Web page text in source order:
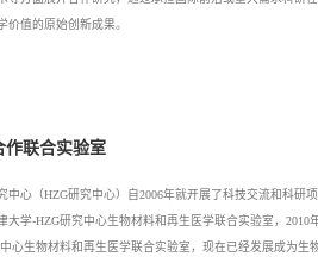
值的原始创新成果。
作联合实验室
中心（HZG研究中心）自2006年就开展了科技交流和科研
大学-HZG研究中心生物材料和再生医学联合实验室，2010
心生物材料和再生医学联合实验室，现在已经发展成为生